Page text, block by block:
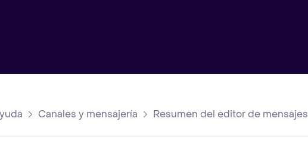
Canales y mensajería Resumen del editor de mensajes